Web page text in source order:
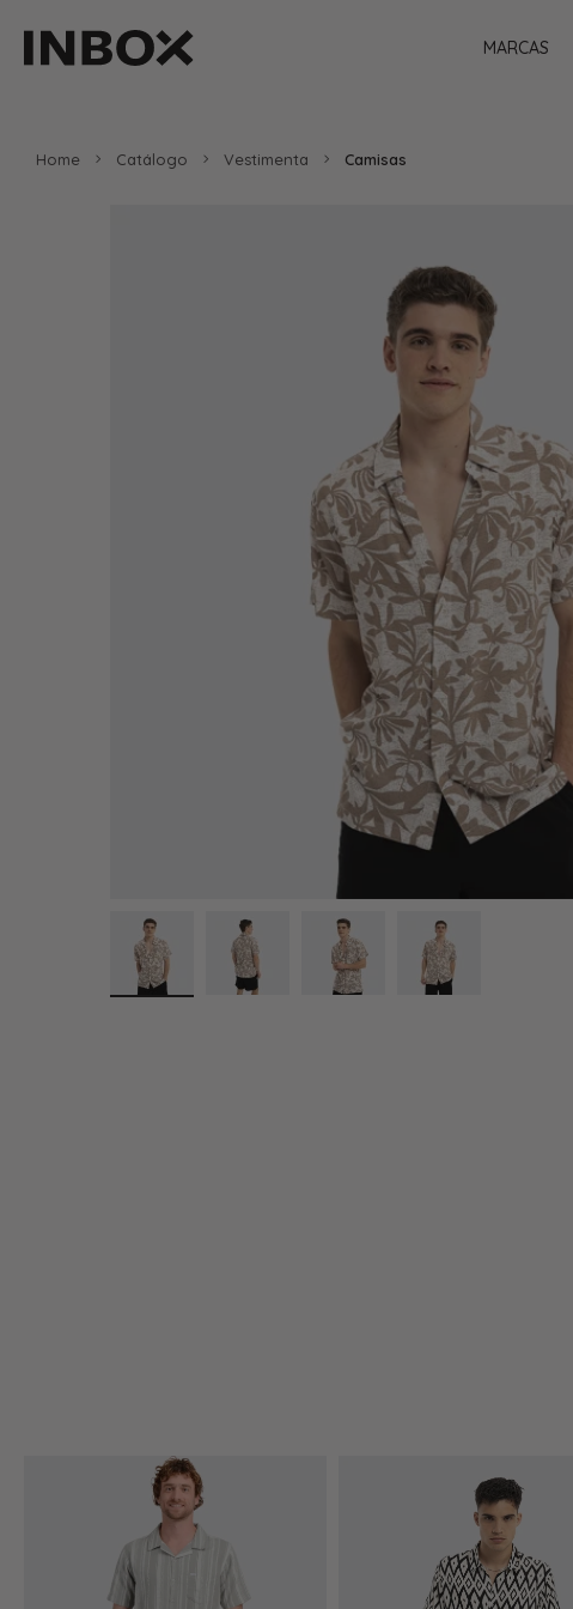
MARCAS
Home Catálogo Vestimenta Camisas